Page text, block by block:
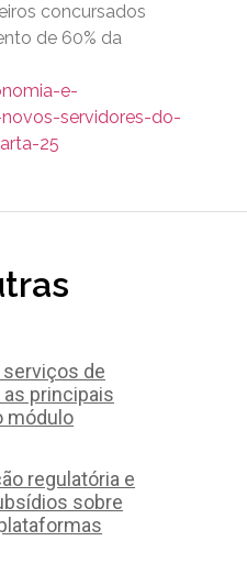
concursados
de 60% da
e-
servidores-do-
25
de
principais
módulo
regulatória e
sobre